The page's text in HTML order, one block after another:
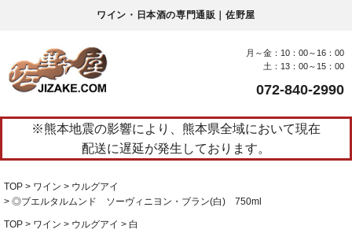
ワイン・日本酒の専門通販｜佐野屋
月～金：10：00～16：00
土：13：00～15：00
072-840-2990
※熊本地震の影響により、熊本県全域において現在
配送に遅延が発生しております。
TOP ワイン
ウルグアイ
◎ブエルタルムンド ソーヴィニヨン・ブラン(白) 750ml
TOP ワイン ウルグアイ
白